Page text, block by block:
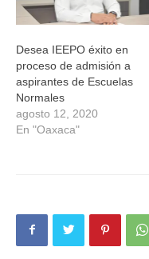
Desea IEEPO éxito en
proceso de admisión a
aspirantes de Escuelas
Normales
agosto 12, 2020
En "Oaxaca"